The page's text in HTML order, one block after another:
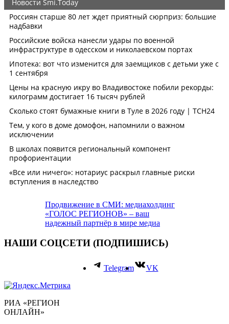
Продвижение в СМИ: медиахолдинг
«ГОЛОС РЕГИОНОВ» – ваш
надежный партнёр в мире медиа
НАШИ СОЦСЕТИ (ПОДПИШИСЬ)
Telegram VK
РИА «РЕГИОН
ОНЛАЙН»